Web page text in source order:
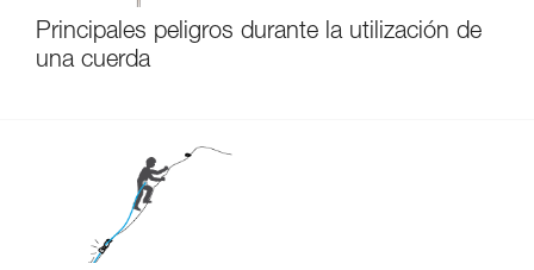
Principales peligros durante la utilización de
una cuerda